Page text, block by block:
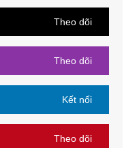
Theo dõi
Theo dõi
Kết nối
Theo dõi